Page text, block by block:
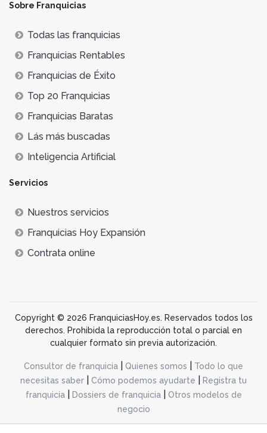
Sobre Franquicias
Todas las franquicias
Franquicias Rentables
Franquicias de Éxito
Top 20 Franquicias
Franquicias Baratas
Lás más buscadas
Inteligencia Artificial
Servicios
Nuestros servicios
Franquicias Hoy Expansión
Contrata online
Copyright © 2026 FranquiciasHoy.es. Reservados todos los
derechos. Prohibida la reproducción total o parcial en
cualquier formato sin previa autorización.
Consultor de franquicia Quienes somos
Todo lo que
necesitas saber
Cómo podemos ayudarte
Registra tu
franquicia| Dossiers de franquicia|
Otros modelos de
negocio